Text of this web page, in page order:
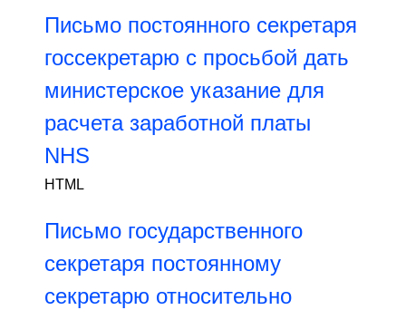
Письмо постоянного секретаря
госсекретарю с просьбой дать
министерское указание для
расчета заработной платы
NHS
HTML
Письмо государственного
секретаря постоянному
секретарю относительно